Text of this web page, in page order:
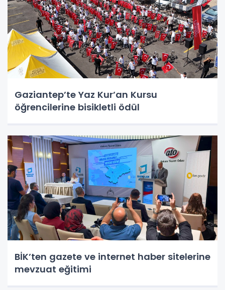
Gaziantep’te Yaz Kur’an Kursu
öğrencilerine bisikletli ödül
BİK’ten gazete ve internet haber sitelerine
mevzuat eğitimi